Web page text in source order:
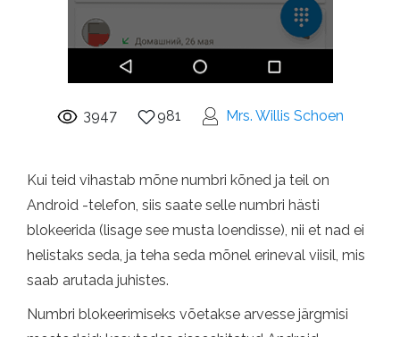
3947 981 Mrs. Willis Schoen
Kui teid vihastab mõne numbri kõned ja teil on
Android -telefon, siis saate selle numbri hästi
blokeerida (lisage see musta loendisse), nii et nad ei
helistaks seda, ja teha seda mõnel erineval viisil, mis
saab arutada juhistes.
Numbri blokeerimiseks võetakse arvesse järgmisi